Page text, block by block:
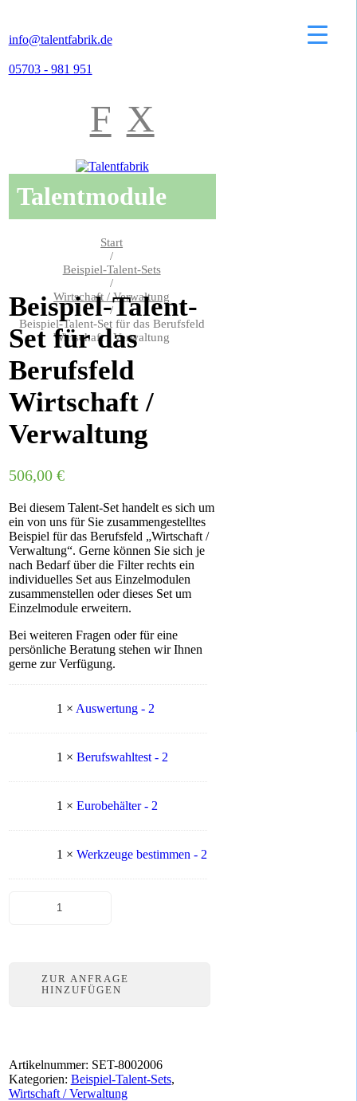
info@talentfabrik.de
05703 - 981 951
F X
Talentmodule
Start
/
Beispiel-Talent-Sets
/
Wirtschaft / Verwaltung
/
Beispiel-Talent-Set für das Berufsfeld
Wirtschaft / Verwaltung
Beispiel-Talent-
Set für das
Berufsfeld
Wirtschaft /
Verwaltung
506,00 €
Bei diesem Talent-Set handelt es sich um
ein von uns für Sie zusammengestelltes
Beispiel für das Berufsfeld „Wirtschaft /
Verwaltung“. Gerne können Sie sich je
nach Bedarf über die Filter rechts ein
individuelles Set aus Einzelmodulen
zusammenstellen oder dieses Set um
Einzelmodule erweitern.
Bei weiteren Fragen oder für eine
persönliche Beratung stehen wir Ihnen
gerne zur Verfügung.
1 × Auswertung - 2
1 × Berufswahltest - 2
1 × Eurobehälter - 2
1 × Werkzeuge bestimmen - 2
WirtschaftZUR ANFRAGE
HINZUFÜGEN
Artikelnummer: SET-8002006
Kategorien: Beispiel-Talent-Sets,
Wirtschaft / Verwaltung